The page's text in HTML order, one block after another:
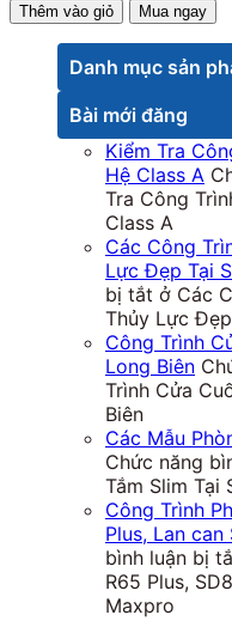
Thêm vào giỏ Mua ngay
Danh mục sản
Bài mới đăng
Kiểm Tra
Hệ Class A
Tra Công
Class A
Các Công
Lực Đẹp Tại
bị tắt ở Các
Thủy Lực
Công Trình
Long Biên
Trình Cửa
Biên
Các Mẫu
Chức năng
Tắm Slim Tại
Công Trình
Plus, Lan
bình luận bị
R65 Plus,
Maxpro